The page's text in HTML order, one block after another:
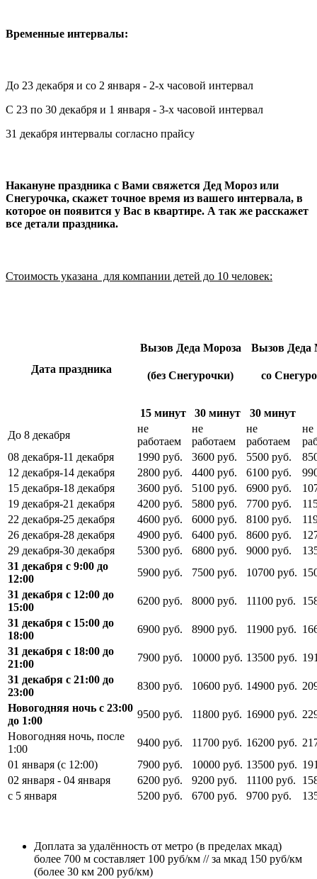
Временные интервалы:
До 23 декабря и со 2 января - 2-х часовой интервал
С 23 по 30 декабря и 1 января - 3-х часовой интервал
31 декабря интервалы согласно прайсу
Накануне праздника с Вами свяжется Дед Мороз или
Снегурочка, скажет точное время из вашего интервала, в
которое он появится у Вас в квартире. А так же расскажет
все детали праздника.
Стоимость указана для компании детей до 10 человек:
Дата праздника
Вызов Деда Мороза
(без Снегурочки)
Вызов Деда
со
15 минут 30 минут 30 минут
До 8 декабря
не
работаем
не
работаем
не
работаем
не
08 декабря-11 декабря
1990 руб. 3600 руб. 5500 руб.
12 декабря-14 декабря
2800 руб. 4400 руб. 6100 руб.
15 декабря-18 декабря
3600 руб. 5100 руб. 6900 руб.
19 декабря-21 декабря
4200 руб. 5800 руб. 7700 руб.
22 декабря-25 декабря
4600 руб. 6000 руб. 8100 руб.
26 декабря-28 декабря
4900 руб. 6400 руб. 8600 руб.
29 декабря-30 декабря
5300 руб. 6800 руб. 9000 руб.
31 декабря с 9:00 до
12:00
5900 руб. 7500 руб. 10700 руб.
31 декабря с 12:00 до
15:00
6200 руб. 8000 руб. 11100 руб.
31 декабря с 15:00 до
18:00
6900 руб. 8900 руб. 11900 руб.
31 декабря с 18:00 до
21:00
7900 руб. 10000 руб. 13500 руб.
31 декабря с 21:00 до
23:00
8300 руб. 10600 руб. 14900 руб.
Новогодняя ночь с 23:00
до 1:00
9500 руб. 11800 руб. 16900 руб.
Новогодняя ночь, после
1:00
9400 руб. 11700 руб. 16200 руб.
01 января (с 12:00)
7900 руб. 10000 руб. 13500 руб.
02 января - 04 января
6200 руб. 9200 руб. 11100 руб.
с 5 января
5200 руб. 6700 руб. 9700 руб.
Доплата за удалённость от метро (в пределах мкад)
более 700 м составляет 100 руб/км // за мкад 150 руб/км
(более 30 км 200 руб/км)